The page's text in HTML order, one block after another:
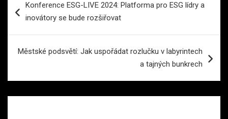
proKonference ESG-LIVE 2024: Platforma pro ESG lídry a
inovátory se bude rozšiřovat
Městské podsvětí: Jak uspořádat rozlučku v labyrintech
a tajných bunkrech